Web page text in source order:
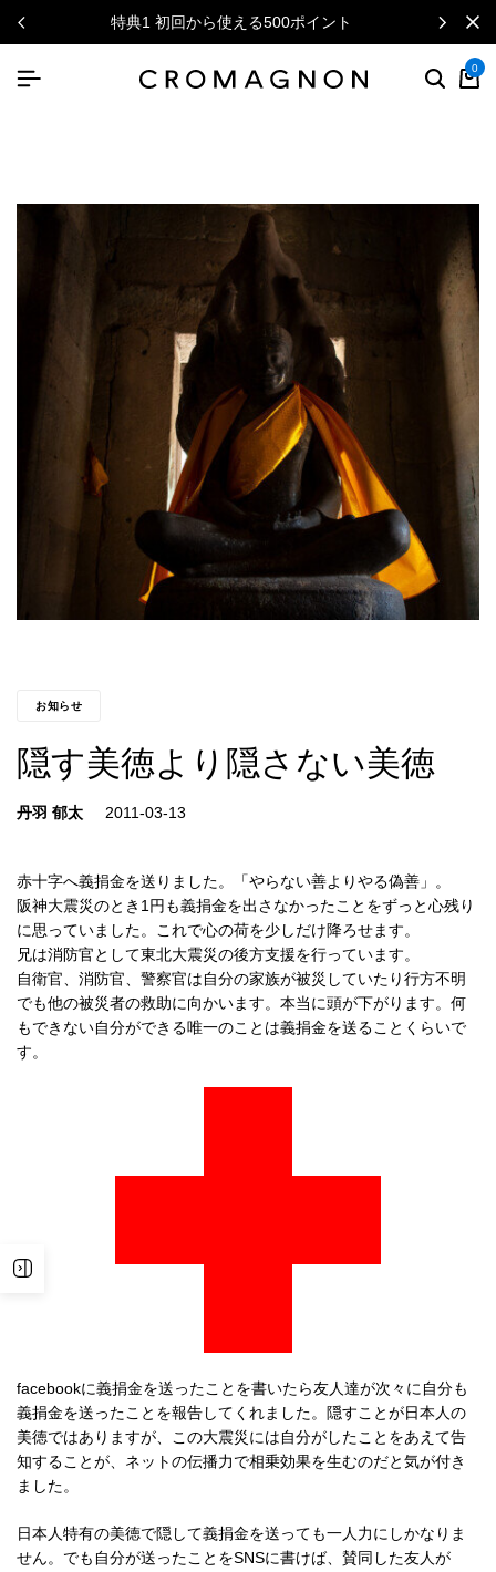
特典1 初回から使える500ポイント ニ
0
お知らせ
隠す美徳より隠さない美徳
丹羽 郁太
赤十字へ義捐金を送りました。「やらない善よりやる偽善」。
阪神大震災のとき1円も義捐金を出さなかったことをずっと心残り
に思っていました。これで心の荷を少しだけ降ろせます。
兄は消防官として東北大震災の後方支援を行っています。
自衛官、消防官、警察官は自分の家族が被災していたり行方不明
でも他の被災者の救助に向かいます。本当に頭が下がります。何
もできない自分ができる唯一のことは義捐金を送ることくらいで
す。
facebookに義捐金を送ったことを書いたら友人達が次々に自分も
義捐金を送ったことを報告してくれました。隠すことが日本人の
美徳ではありますが、この大震災には自分がしたことをあえて告
知することが、ネットの伝播力で相乗効果を生むのだと気が付き
ました。
日本人特有の美徳で隠して義捐金を送っても一人力にしかなりま
せん。でも自分が送ったことをSNSに書けば、賛同した友人が